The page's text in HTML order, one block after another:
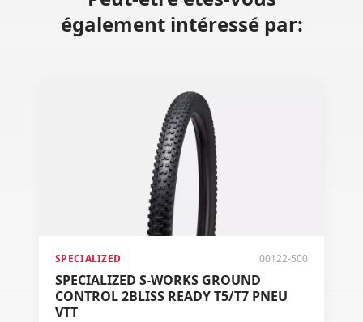
également intéressé par:
SPECIALIZED 00122-500
SPECIALIZED S-WORKS GROUND
CONTROL 2BLISS READY T5/T7 PNEU
VTT